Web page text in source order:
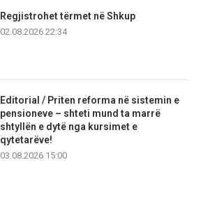
Regjistrohet tërmet në Shkup
02.08.2026 22:34
Editorial / Priten reforma në sistemin e
pensioneve – shteti mund ta marrë
shtyllën e dytë nga kursimet e
qytetarëve!
03.08.2026 15:00